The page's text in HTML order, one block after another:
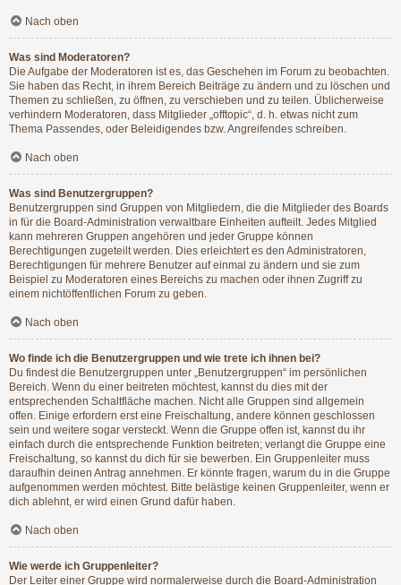
Nach oben
Was sind Moderatoren?
Die Aufgabe der Moderatoren ist es, das Geschehen im Forum zu beobachten.
Sie haben das Recht, in ihrem Bereich Beiträge zu ändern und zu löschen und
Themen zu schließen, zu öffnen, zu verschieben und zu teilen. Üblicherweise
verhindern Moderatoren, dass Mitglieder „offtopic“, d. h. etwas nicht zum
Thema Passendes, oder Beleidigendes bzw. Angreifendes schreiben.
Nach oben
Was sind Benutzergruppen?
Benutzergruppen sind Gruppen von Mitgliedern, die die Mitglieder des Boards
in für die Board-Administration verwaltbare Einheiten aufteilt. Jedes Mitglied
kann mehreren Gruppen angehören und jeder Gruppe können
Berechtigungen zugeteilt werden. Dies erleichtert es den Administratoren,
Berechtigungen für mehrere Benutzer auf einmal zu ändern und sie zum
Beispiel zu Moderatoren eines Bereichs zu machen oder ihnen Zugriff zu
einem nichtöffentlichen Forum zu geben.
Nach oben
Wo finde ich die Benutzergruppen und wie trete ich ihnen bei?
Du findest die Benutzergruppen unter „Benutzergruppen“ im persönlichen
Bereich. Wenn du einer beitreten möchtest, kannst du dies mit der
entsprechenden Schaltfläche machen. Nicht alle Gruppen sind allgemein
offen. Einige erfordern erst eine Freischaltung, andere können geschlossen
sein und weitere sogar versteckt. Wenn die Gruppe offen ist, kannst du ihr
einfach durch die entsprechende Funktion beitreten; verlangt die Gruppe eine
Freischaltung, so kannst du dich für sie bewerben. Ein Gruppenleiter muss
daraufhin deinen Antrag annehmen. Er könnte fragen, warum du in die Gruppe
aufgenommen werden möchtest. Bitte belästige keinen Gruppenleiter, wenn er
dich ablehnt, er wird einen Grund dafür haben.
Nach oben
Wie werde ich Gruppenleiter?
Der Leiter einer Gruppe wird normalerweise durch die Board-Administration